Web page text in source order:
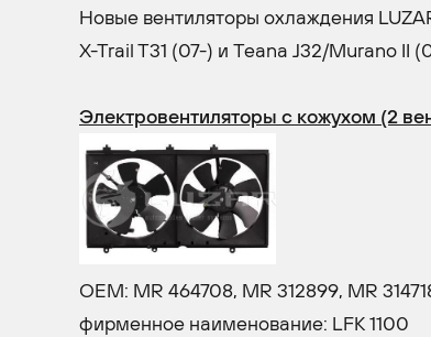
Новые вентиляторы охлаждения
X-Trail T31 (07-) и Teana J32/Murano II
Электровентиляторы с кожухом (2
OEM: MR 464708, MR 312899, MR
фирменное наименование: LFK 1100